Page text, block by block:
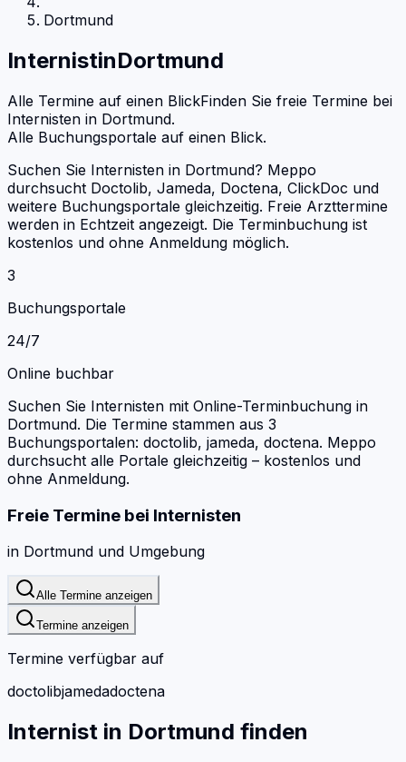
Dortmund
InternistinDortmund
Alle Termine auf einen BlickFinden Sie freie Termine bei
Internisten in Dortmund.
Alle Buchungsportale auf einen Blick.
Suchen Sie Internisten in Dortmund? Meppo
durchsucht Doctolib, Jameda, Doctena, ClickDoc und
weitere Buchungsportale gleichzeitig. Freie Arzttermine
werden in Echtzeit angezeigt. Die Terminbuchung ist
kostenlos und ohne Anmeldung möglich.
3
Buchungsportale
24/7
Online buchbar
Suchen Sie Internisten mit Online-Terminbuchung in
Dortmund. Die Termine stammen aus 3
Buchungsportalen: doctolib, jameda, doctena. Meppo
durchsucht alle Portale gleichzeitig – kostenlos und
ohne Anmeldung.
Freie Termine bei Internisten
in Dortmund und Umgebung
Alle Termine anzeigen
Termine anzeigen
Termine verfügbar auf
doctolibjamedadoctena
Internist in Dortmund finden